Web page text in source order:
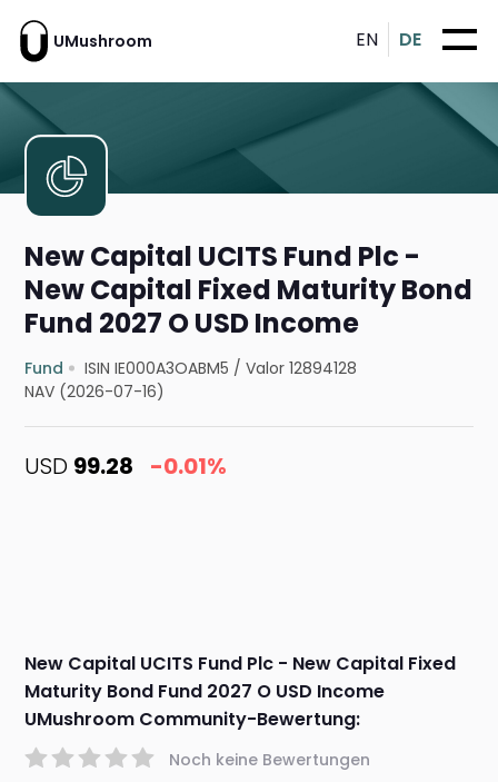
UMushroom EN DE
New Capital UCITS Fund Plc -
New Capital Fixed Maturity Bond
Fund 2027 O USD Income
Fund ISIN IE000A3OABM5 /Valor 12894128
NAV (2026-07-16)
USD 99.28 -0.01%
New Capital UCITS Fund Plc - New Capital Fixed
Maturity Bond Fund 2027 O USD Income
UMushroom Community-Bewertung:
Noch keine Bewertungen